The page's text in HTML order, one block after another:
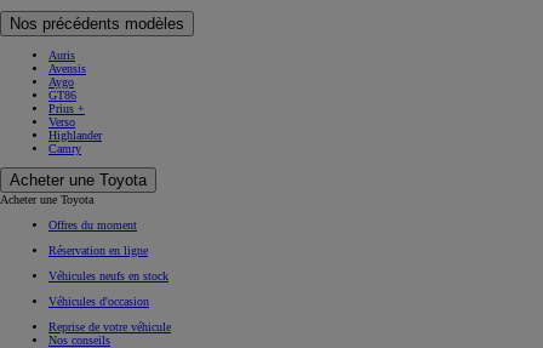
Nos précédents modèles
Auris
Avensis
Aygo
GT86
Prius +
Verso
Highlander
Camry
Acheter une Toyota
Acheter une Toyota
Offres du moment
Réservation en ligne
Véhicules neufs en stock
Véhicules d'occasion
Reprise de votre véhicule
Nos conseils